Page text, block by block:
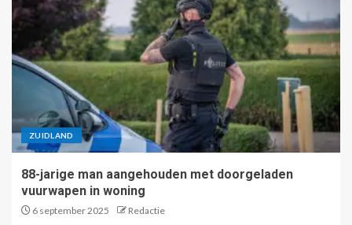
ZUIDLAND
88-jarige man aangehouden met doorgeladen
vuurwapen in woning
6 september 2025 Redactie